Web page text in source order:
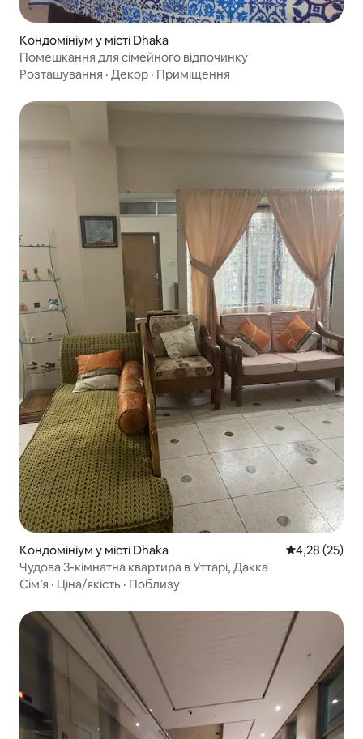
Кондомініум у місті Dhaka
Помешкання для сімейного відпочинку
Розташування · Декор · Приміщення
Кондомініум у місті Dhaka Середня
4,28 (25)
Чудова 3-кімнатна квартира в Уттарі, Дакка
Сім’я · Ціна/якість · Поблизу